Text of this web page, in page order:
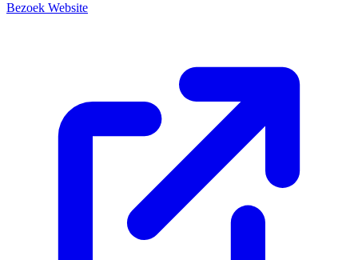
Bezoek Website